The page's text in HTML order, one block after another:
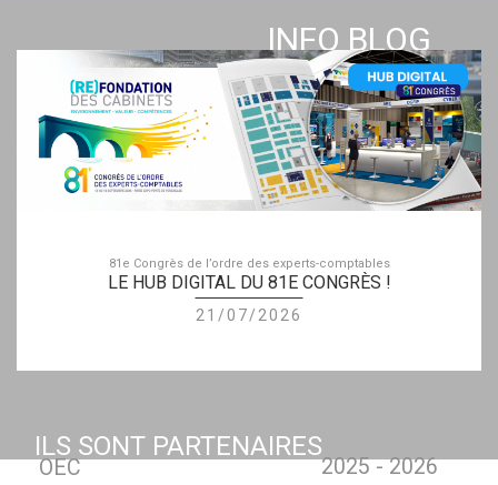
INFO BLOG
81e Congrès de l’ordre des experts-comptables
LE HUB DIGITAL DU 81E CONGRÈS !
21/07/2026
ILS SONT PARTENAIRES
OEC 2025 - 2026